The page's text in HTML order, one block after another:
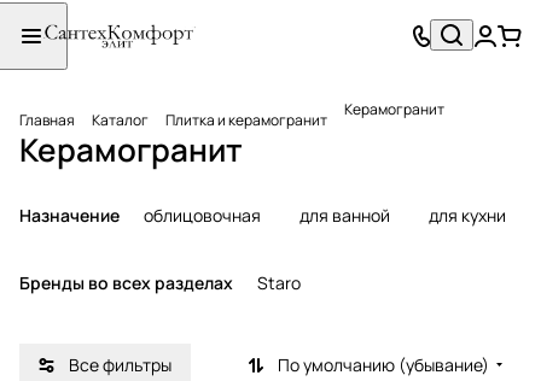
Главная Каталог Плитка и керамогранит Керамогранит
Керамогранит
Назначение облицовочная для ванной для кухни
Бренды во всех разделах Staro
Все фильтры По умолчанию (убывание)